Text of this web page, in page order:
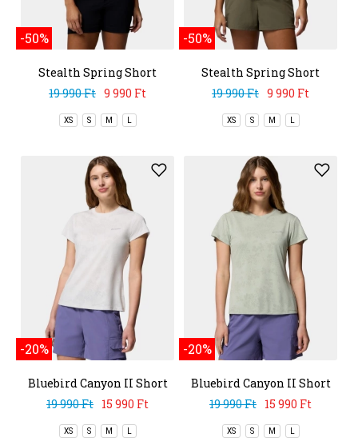
-50%
Stealth Spring Short
Sleeve Tee
19 990 Ft 9 990 Ft
XS S M L
-50%
Stealth Spring Short
Sleeve Tee
19 990 Ft 9 990 Ft
XS S M L
-20%
Bluebird Canyon II Short
Sleeve Crew
19 990 Ft 15 990 Ft
XS S M L
-20%
Bluebird Canyon II Short
Sleeve Crew
19 990 Ft 15 990 Ft
XS S M L